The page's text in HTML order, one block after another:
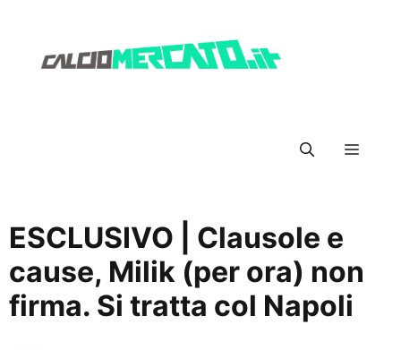
Menu
ESCLUSIVO | Clausole e
cause, Milik (per ora) non
firma. Si tratta col Napoli